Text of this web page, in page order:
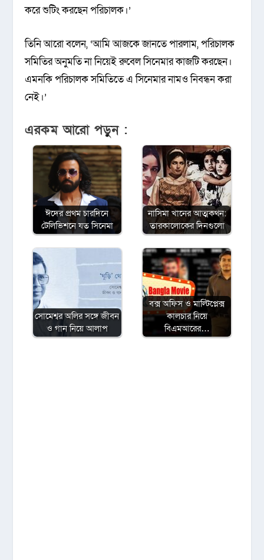
করে শুটিং করছেন পরিচালক।’
তিনি আরো বলেন, ‘আমি আজকে জানতে পারলাম, পরিচালক
সমিতির অনুমতি না নিয়েই রুবেল সিনেমার কাজটি করছেন।
এমনকি পরিচালক সমিতিতে এ সিনেমার নামও নিবন্ধন করা
নেই।’
এরকম আরো পড়ুন :
ঈদের প্রথম চারদিনে
টেলিভিশনে যত সিনেমা
নাসিমা খানের আত্মকথন:
তারকালোকের দিনগুলো
সোমেশ্বর অলির সঙ্গে জীবন
ও গান নিয়ে আলাপ
বক্স অফিস ও মাল্টিপ্লেক্স
কালচার নিয়ে
বিএমআরের…